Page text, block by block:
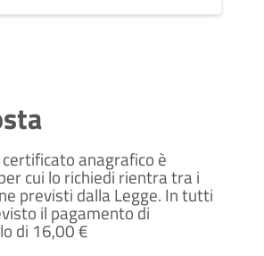
certificato anagrafico è
cui lo richiedi rientra tra i
previsti dalla Legge. In tutti
il pagamento di
di 16,00 €